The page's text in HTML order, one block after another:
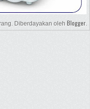
Diberdayakan oleh Blogger.